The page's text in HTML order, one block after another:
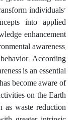
individuals’
into applied
enhancement
awareness,
According
is an essential
become aware of
on the Earth
as waste reduction